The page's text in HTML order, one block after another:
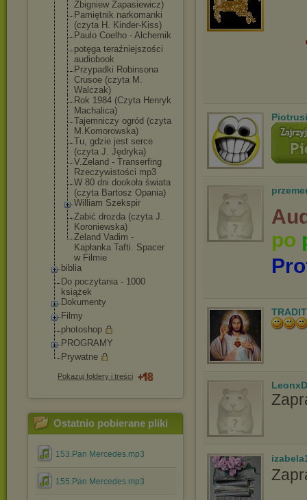
Zbigniew Zapasiewicz)
Pamiętnik narkomanki
(czyta H. Kinder-Kiss)
Paulo Coelho - Alchemik
potęga teraźniejszości
audiobook
Przypadki Robinsona
Crusoe (czyta M.
Walczak)
Rok 1984 (Czyta Henryk
Machalica)
Tajemniczy ogród (czyta
M.Komorowska)
Tu, gdzie jest serce
(czyta J. Jędryka)
V.Zeland - Transerfing
Rzeczywistości mp3
W 80 dni dookoła świata
(czyta Bartosz Opania)
William Szekspir
Zabić drozda (czyta J.
Koroniewska)
Zeland Vadim -
Kapłanka Tafti. Spacer
w Filmie
biblia
Do poczytania - 1000
książek
Dokumenty
Filmy
photoshop
PROGRAMY
Prywatne
Pokazuj foldery i treści
Ostatnio pobierane pliki
153.Pan Mercedes.mp3
155.Pan Mercedes.mp3
po